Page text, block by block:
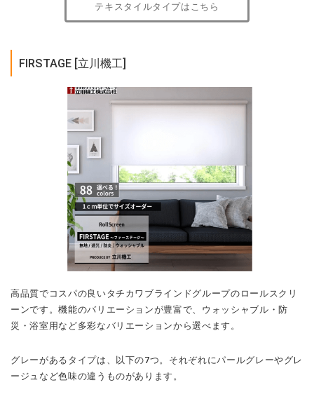
テキスタイルタイプはこちら
FIRSTAGE [立川機工]
高品質でコスパの良いタチカワブラインドグループのロールスクリ
ーンです。機能のバリエーションが豊富で、ウォッシャブル・防
災・浴室用など多彩なバリエーションから選べます。
グレーがあるタイプは、以下の7つ。それぞれにパールグレーやグレ
ージュなど色味の違うものがあります。